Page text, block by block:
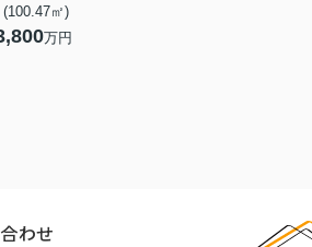
(100.47㎡)
万円
わせ